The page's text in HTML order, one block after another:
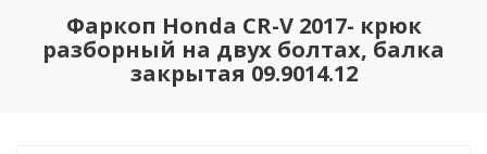
Фаркоп Honda CR-V 2017- крюк
разборный на двух болтах, балка
закрытая 09.9014.12